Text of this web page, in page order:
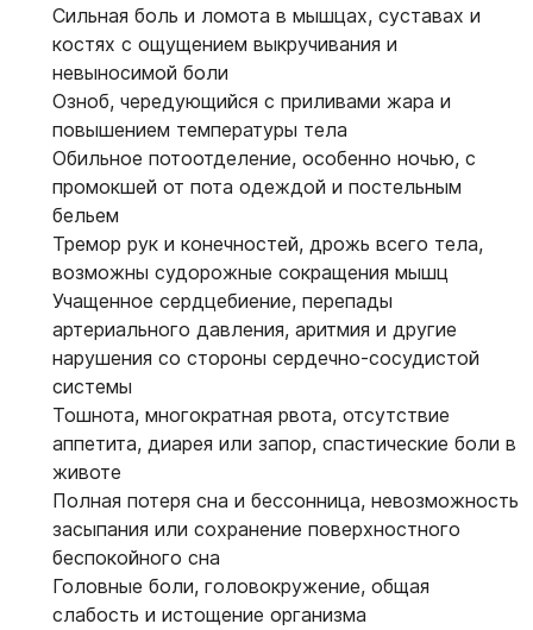
Сильная боль и ломота в мышцах, суставах и
костях с ощущением выкручивания и
невыносимой боли
Озноб, чередующийся с приливами жара и
повышением температуры тела
Обильное потоотделение, особенно ночью, с
промокшей от пота одеждой и постельным
бельем
Тремор рук и конечностей, дрожь всего тела,
возможны судорожные сокращения мышц
Учащенное сердцебиение, перепады
артериального давления, аритмия и другие
нарушения со стороны сердечно-сосудистой
системы
Тошнота, многократная рвота, отсутствие
аппетита, диарея или запор, спастические боли в
животе
Полная потеря сна и бессонница, невозможность
засыпания или сохранение поверхностного
беспокойного сна
Головные боли, головокружение, общая
слабость и истощение организма